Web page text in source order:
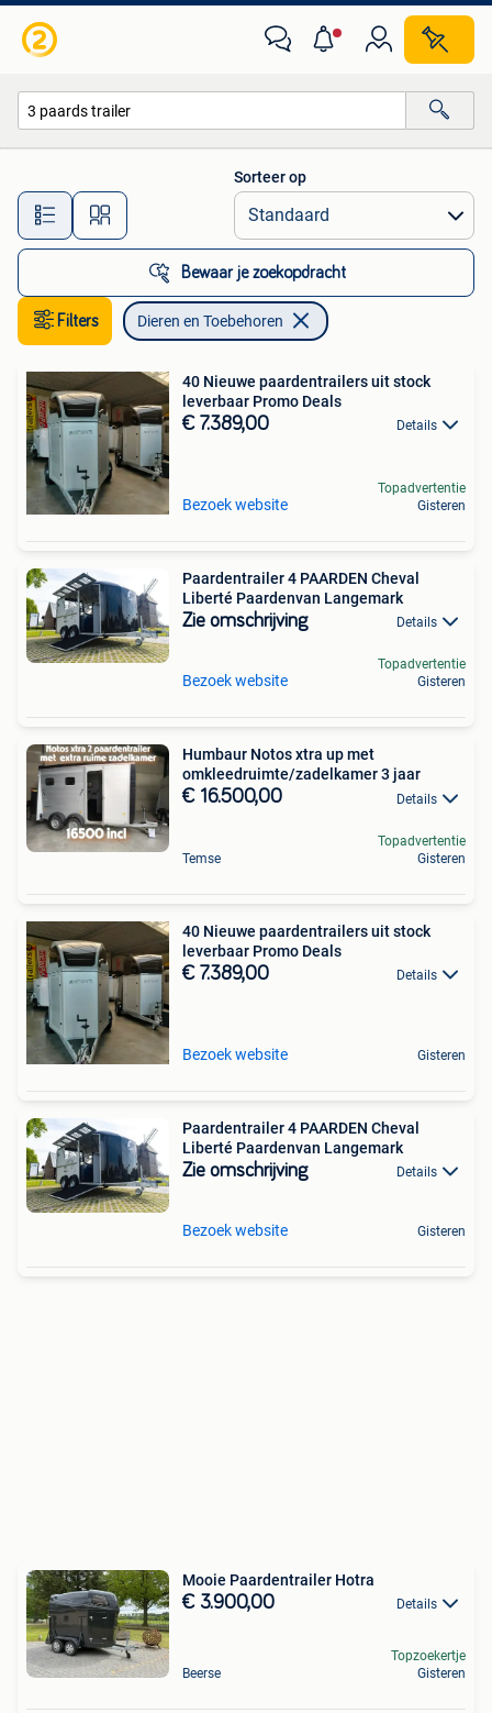
Alle afstanden…
Sorteer op
Bewaar je zoekopdracht
Filters Dieren en Toebehoren
40 Nieuwe paardentrailers uit stock
leverbaar Promo Deals
€ 7.389,00 Details
Bezoek website
Topadvertentie
Gisteren
Paardentrailer 4 PAARDEN Cheval
Liberté Paardenvan Langemark
Zie omschrijving Details
Bezoek website
Topadvertentie
Gisteren
Humbaur Notos xtra up met
omkleedruimte/zadelkamer 3 jaar
€ 16.500,00 Details
Temse
Topadvertentie
Gisteren
40 Nieuwe paardentrailers uit stock
leverbaar Promo Deals
€ 7.389,00 Details
Bezoek website Gisteren
Paardentrailer 4 PAARDEN Cheval
Liberté Paardenvan Langemark
Zie omschrijving Details
Bezoek website Gisteren
Mooie Paardentrailer Hotra
€ 3.900,00 Details
Beerse
Topzoekertje
Gisteren